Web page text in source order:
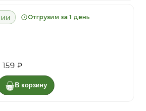
Отгрузим за 1 день
159 ₽
В корзину